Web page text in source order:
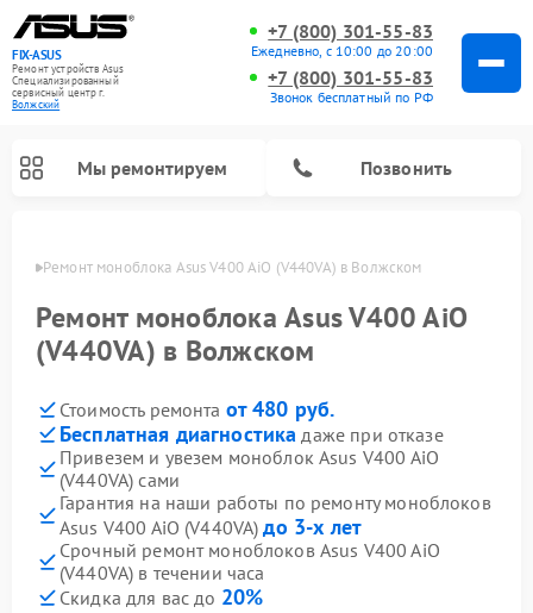
FIX-ASUS
Ремонт устройств Asus
Специализированный
cервисный центр г.
Волжский
+7 (800) 301-55-83
Ежедневно, с 10:00 до 20:00
+7 (800) 301-55-83
Звонок бесплатный по РФ
Мы ремонтируем Позвонить
Ремонт моноблока Asus V400 AiO (V440VA) в Волжском
Ремонт моноблока Asus V400 AiO
(V440VA) в Волжском
Стоимость ремонта от 480 руб.
Бесплатная диагностика даже при отказе
Привезем и увезем моноблок Asus V400 AiO
(V440VA) сами
Гарантия на наши работы по ремонту моноблоков
Asus V400 AiO (V440VA)до 3-х лет
Срочный ремонт моноблоков Asus V400 AiO
(V440VA) в течении часа
Скидка для вас до 20%